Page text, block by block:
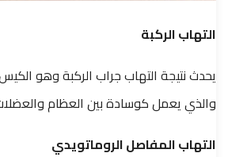
التهاب الركبة
يحدث نتيجة التهاب جراب الركبة وهو
والذي يعمل كوسادة بين العظام
التهاب المفاصل الروماتويدي